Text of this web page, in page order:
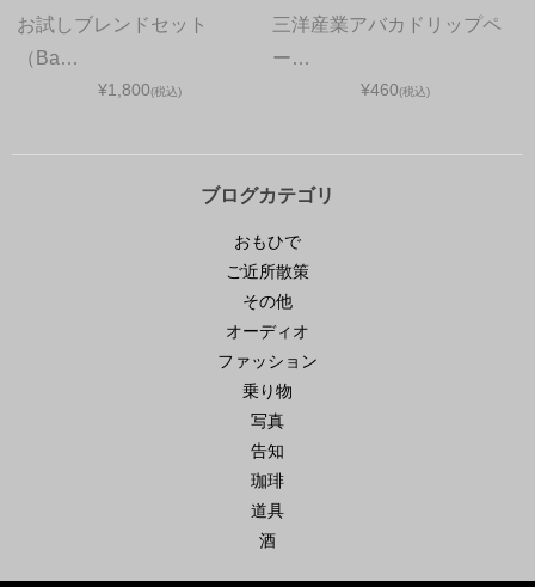
お試しブレンドセット
（Ba…
¥1,800(税込)
三洋産業アバカドリップペ
ー…
¥460(税込)
ブログカテゴリ
おもひで
ご近所散策
その他
オーディオ
ファッション
乗り物
写真
告知
珈琲
道具
酒